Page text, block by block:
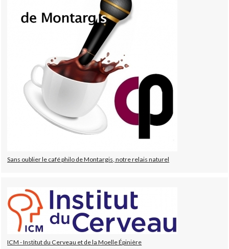
Sans oublier le café philo de Montargis, notre relais naturel
ICM - Institut du Cerveau et de la Moelle Épinière